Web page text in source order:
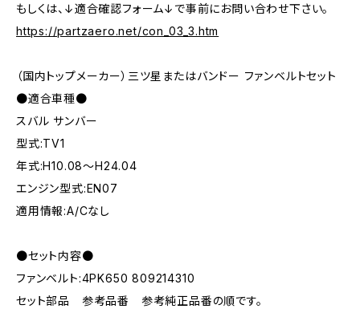
もしくは、↓適合確認フォーム↓で事前にお問い合わせ下さい。
https://partzaero.net/con_03_3.htm
（国内トップメーカー）三ツ星またはバンドー ファンベルトセット
●適合車種●
スバル サンバー
型式:TV1
年式:H10.08～H24.04
エンジン型式:EN07
適用情報:A/Cなし
●セット内容●
ファンベルト:4PK650 809214310
セット部品 参考品番 参考純正品番の順です。